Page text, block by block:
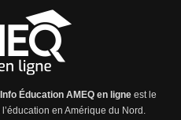
Éducation AMEQ en ligne est le
en Amérique du Nord.